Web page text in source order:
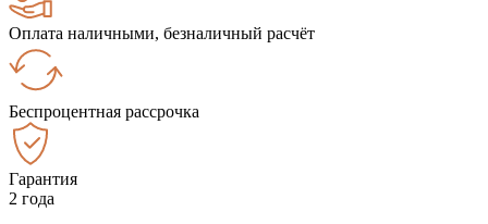
Оплата наличными, безналичный расчёт
Беспроцентная рассрочка
Гарантия
2 года